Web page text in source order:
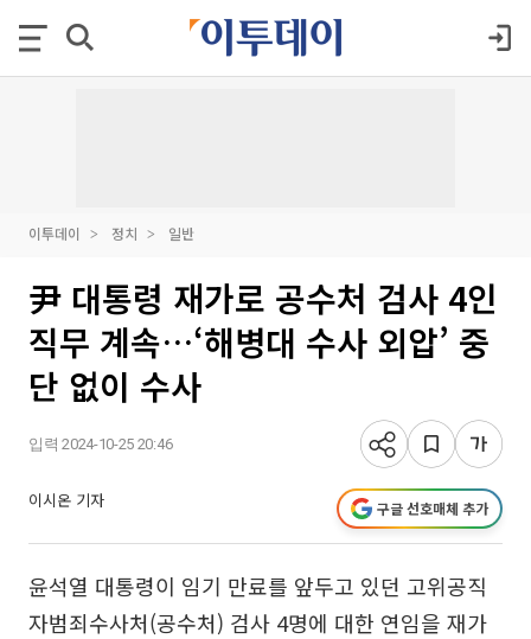
이투데이 정치 일반
尹 대통령 재가로 공수처 검사 4인
직무 계속…‘해병대 수사 외압’ 중
단 없이 수사
입력 2024-10-25 20:46
이시온 기자 구글 선호매체 추가
윤석열 대통령이 임기 만료를 앞두고 있던 고위공직
자범죄수사처(공수처) 검사 4명에 대한 연임을 재가